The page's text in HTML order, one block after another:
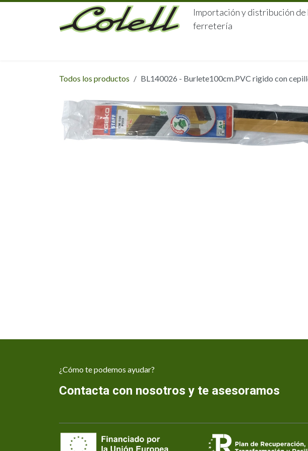
Ir al contenido
Importación y distribución
ferretería
Todos los productos BL140026 - Burlete100cm.PVC rigido con
¿Cómo te podemos ayudar?
Contacta con nosotros y te asesoramos